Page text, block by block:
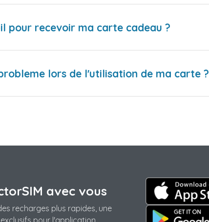
pour recevoir ma carte cadeau ?
lors de l'utilisation de ma carte ?
avec vous
recharges plus rapides, une